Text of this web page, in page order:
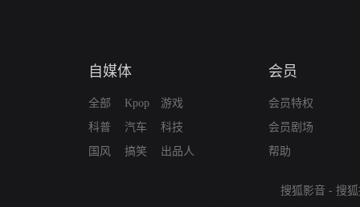
自媒体
全部
科普
国风
Kpop
汽车
搞笑
游戏
科技
出品人
会员
会员特权
会员剧场
帮助
搜狐影音 - 搜